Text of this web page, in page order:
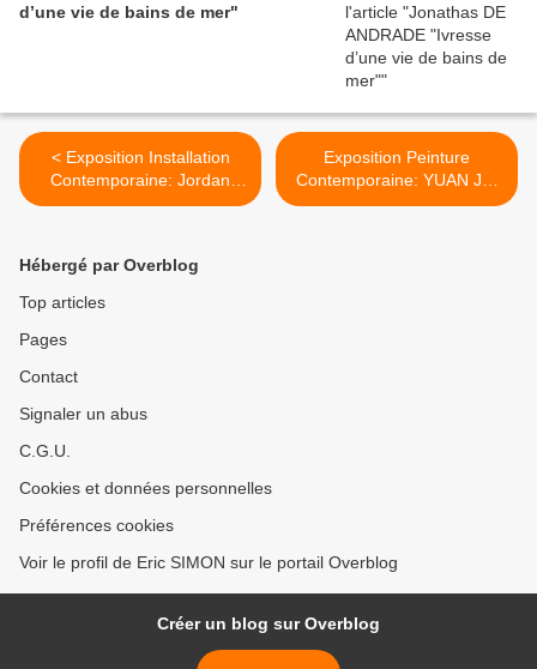
d’une vie de bains de mer"
< Exposition Installation
Contemporaine: Jordan
WOLFSON« ARTISTS
Exposition Peinture
Contemporaine: YUAN JAI
>
Hébergé par Overblog
Top articles
Pages
Contact
Signaler un abus
C.G.U.
Cookies et données personnelles
Préférences cookies
Voir le profil de Eric SIMON sur le portail Overblog
Créer un blog sur Overblog